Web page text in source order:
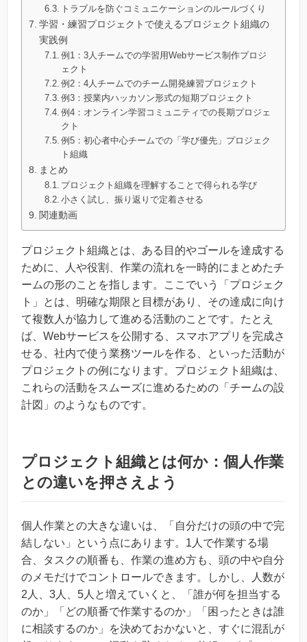
トラブルを防ぐコミュニケーションのルールづくり
学習・練習プロジェクトで使えるプロジェクト組織の
実践例
例1：3人チームでの学習用Webサービス制作プロジ
ェクト
例2：4人チームでのチーム開発練習プロジェクト
例3：授業内ハッカソン形式の短期プロジェクト
例4：オンライン学習コミュニティでの長期プロジェ
クト
例5：初心者中心チームでの「学び優先」プロジェク
ト組織
まとめ
プロジェクト組織を理解することで得られる学び
小さく試し、振り返りで定着させる
関連動画
プロジェクト組織とは、ある目的やゴールを達成する
ために、人や役割、作業の流れを一時的にまとめたチ
ームの形のことを指します。ここでいう「プロジェク
ト」とは、明確な期限と目標があり、その達成に向け
て複数人が協力して進める活動のことです。たとえ
ば、Webサービスを公開する、スマホアプリを完成さ
せる、社内で使う業務ツールを作る、といった活動が
プロジェクトの例になります。プロジェクト組織は、
これらの活動をスムーズに進めるための「チームの設
計図」のようなものです。
プロジェクト組織とは何か：個人作業
との違いを押さえよう
個人作業との大きな違いは、「自分だけの頭の中で完
結しない」という点にあります。1人で作業する場
合、タスクの順番も、作業の進め方も、頭の中や自分
のメモだけでコントロールできます。しかし、人数が
2人、3人、5人と増えていくと、「誰が何を担当する
のか」「どの順番で作業するのか」「困ったときは誰
に相談するのか」を決めておかないと、すぐに混乱が